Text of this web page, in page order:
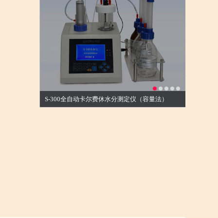
S-300全自动卡尔费休水分测定仪（容量法）